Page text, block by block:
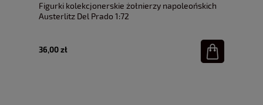
Figurki kolekcjonerskie żołnierzy napoleońskich
Austerlitz Del Prado 1:72
36,00 zł